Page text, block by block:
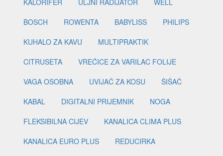
KALORIFER
ULJNI RADIJATOR
WELL
BOSCH
ROWENTA BABYLISS
PHILIPS
KUHALO ZA KAVU
MULTIPRAKTIK
CITRUSETA
VREĆICE ZA VARILAC FOLIJE
VAGA OSOBNA
UVIJAČ ZA KOSU
ŠIŠAČ
KABAL
DIGITALNI PRIJEMNIK
NOGA
FLEKSIBILNA CIJEV
KANALICA CLIMA PLUS
KANALICA EURO PLUS
REDUCIRKA